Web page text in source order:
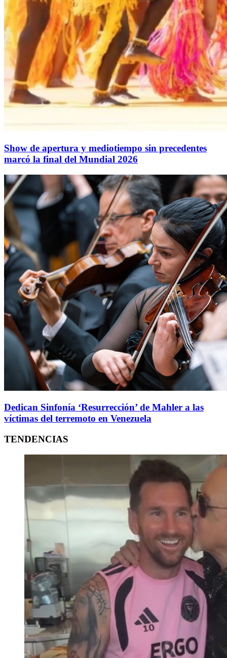
Show de apertura y mediotiempo sin precedentes
marcó la final del Mundial 2026
Dedican Sinfonía ‘Resurrección’ de Mahler a las
víctimas del terremoto en Venezuela
TENDENCIAS